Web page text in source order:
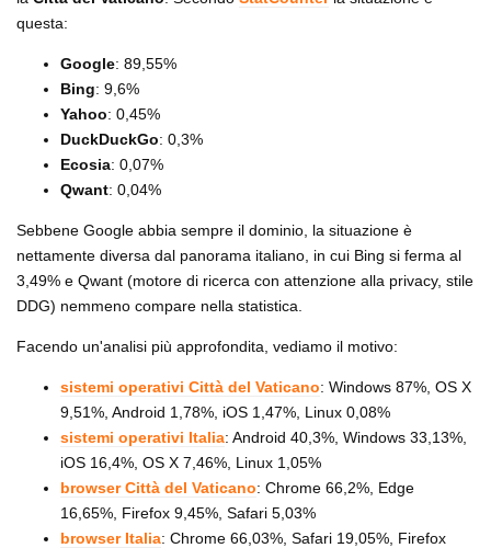
questa:
Google: 89,55%
Bing: 9,6%
Yahoo: 0,45%
DuckDuckGo: 0,3%
Ecosia: 0,07%
Qwant: 0,04%
Sebbene Google abbia sempre il dominio, la situazione è
nettamente diversa dal panorama italiano, in cui Bing si ferma al
3,49% e Qwant (motore di ricerca con attenzione alla privacy, stile
DDG) nemmeno compare nella statistica.
Facendo un'analisi più approfondita, vediamo il motivo:
sistemi operativi Città del Vaticano: Windows 87%, OS X
9,51%, Android 1,78%, iOS 1,47%, Linux 0,08%
sistemi operativi Italia: Android 40,3%, Windows 33,13%,
iOS 16,4%, OS X 7,46%, Linux 1,05%
browser Città del Vaticano: Chrome 66,2%, Edge
16,65%, Firefox 9,45%, Safari 5,03%
browser Italia: Chrome 66,03%, Safari 19,05%, Firefox